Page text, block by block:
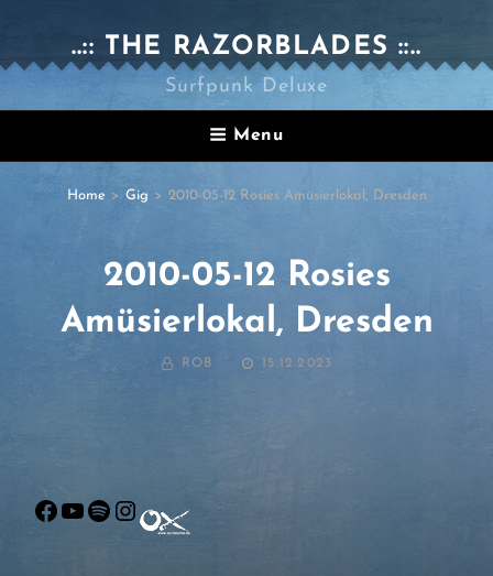
..:: THE RAZORBLADES ::..
Surfpunk Deluxe
Menu
Home > Gig > 2010-05-12 Rosies Amüsierlokal, Dresden
2010-05-12 Rosies
Amüsierlokal, Dresden
BY ROB
POSTED
15.12.2023
Facebook
YouTube
Spotify
Instagram